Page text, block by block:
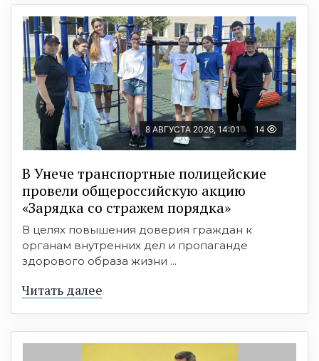
8 АВГУСТА 2026, 14:01 14
В Унече транспортные полицейские
провели общероссийскую акцию
«Зарядка со стражем порядка»
В целях повышения доверия граждан к
органам внутренних дел и пропаганде
здорового образа жизни ...
Читать далее